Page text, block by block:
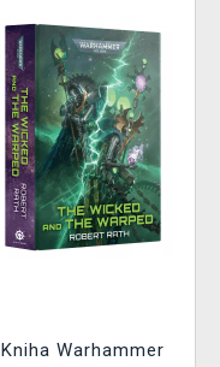
Kniha Warhammer